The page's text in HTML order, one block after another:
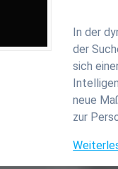
In der
der
sich
neue
zur